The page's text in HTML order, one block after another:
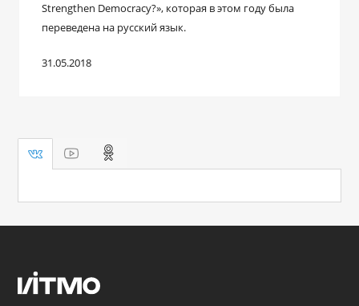
Strengthen Democracy?», которая в этом году была
переведена на русский язык.
31.05.2018